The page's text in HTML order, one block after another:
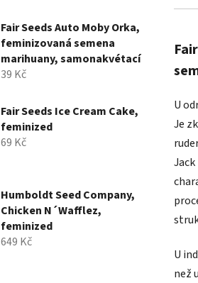
Fair Seeds Auto Moby Orka,
feminizovaná semena
marihuany, samonakvétací
39 Kč
Fair Seeds Ice Cream Cake,
feminized
69 Kč
Humboldt Seed Company,
Chicken N´Wafflez,
feminized
649 Kč
U
Je
U
než